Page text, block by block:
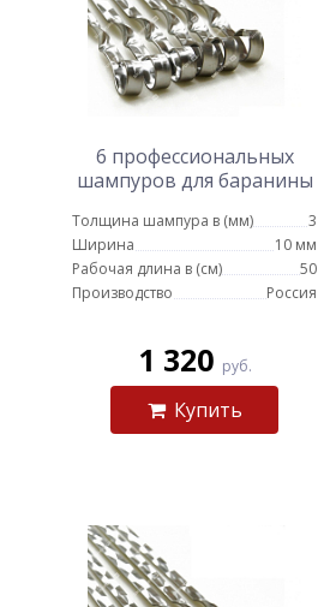
6 профессиональных
шампуров для баранины
Толщина шампура в (мм)
3
Ширина
10 мм
Рабочая длина в (см)
50
Производство
Россия
1 320 руб.
Купить